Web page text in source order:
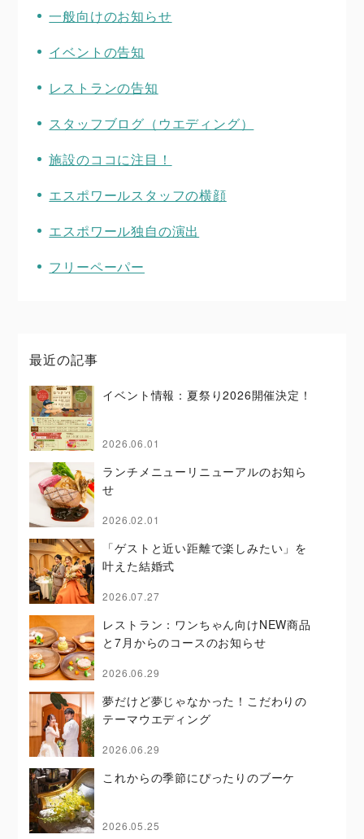
一般向けのお知らせ
イベントの告知
レストランの告知
スタッフブログ（ウエディング）
施設のココに注目！
エスポワールスタッフの横顔
エスポワール独自の演出
フリーペーパー
最近の記事
イベント情報：夏祭り2026開催決定！
2026.06.01
ランチメニューリニューアルのお知ら
せ
2026.02.01
「ゲストと近い距離で楽しみたい」を
叶えた結婚式
2026.07.27
レストラン：ワンちゃん向けNEW商品
と7月からのコースのお知らせ
2026.06.29
夢だけど夢じゃなかった！こだわりの
テーマウエディング
2026.06.29
これからの季節にぴったりのブーケ
2026.05.25